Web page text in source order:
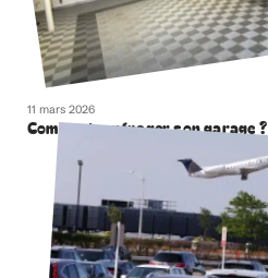
11 mars 2026
Comment aménager son garage ?